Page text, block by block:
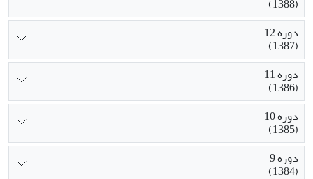
دوره 12
(1387)
دوره 11
(1386)
دوره 10
(1385)
دوره 9
(1384)